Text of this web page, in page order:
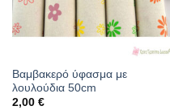
Βαμβακερό ύφασμα με
λουλούδια 50cm
2,00 €